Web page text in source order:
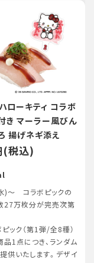
ローキティ コラボ
き マーラー風びん
揚げネギ添え
(税込)
～ コラボピックの
27万枚分が完売次第
ック（第1弾/全8種）
品1点につき、ランダム
供いたします。デザイ